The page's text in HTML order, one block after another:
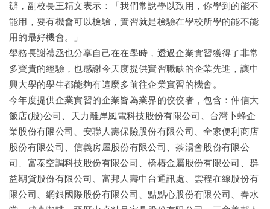
辦，副校長王精文表示：「我們常說學以致用，你學到的能不
能用，要有機會可以檢驗，實習就是檢驗在學校所學的能不能
用的最好機會。」
學務長謝禮丞也分享自己在在學時，透過企業實習獲得了非常
多寶貴的經驗，也感謝今天度提供實習職缺的企業先進，讓中
興大學的學生都能夠有這麼多前往企業實習的機會。
今年度提供企業實習的企業皆為業界的佼佼者，包含：仲信大
飯店(股)公司、天力離岸風電科技股份有限公司、台灣卜蜂企
業股份有限公司、安聯人壽保險股份有限公司、全家便利商店
股份有限公司、信義房屋股份有限公司、茶湯會股份有限公
司、富泰空調科技股份有限公司、橋椿金屬股份有限公司、群
益期貨股份有限公司、富邦人壽中台通訊處、雲程在線股份有
限公司、網銀國際股份有限公司、點點心股份有限公司、春水